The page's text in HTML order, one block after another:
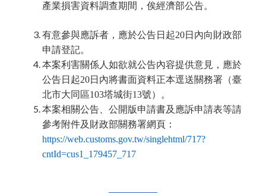
產業損害資料調查期間，俟經濟部公告。
有意參與應訴者，應於公告日起20日內向財政部
申請登記。
本案利害關係人如欲就公告內容提供意見，應於
公告日起20日內將書面資料正本逕送關務署（臺
北市大同區103塔城街13號）。
本案相關公告、公開版申請書及應訴申請表等請
參考附件及財政部關務署網頁：
https://web.customs.gov.tw/singlehtml/717?
cntId=cus1_179457_717